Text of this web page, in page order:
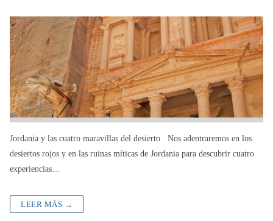
Jordania y las cuatro maravillas del desierto Nos adentraremos en los
desiertos rojos y en las ruinas míticas de Jordania para descubrir cuatro
experiencias…
LEER MÁS →